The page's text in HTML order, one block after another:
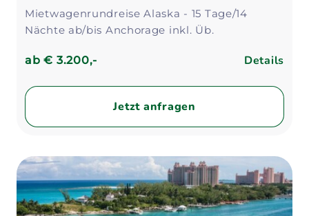
Mietwagenrundreise Alaska - 15 Tage/14
Nächte ab/bis Anchorage inkl. Üb.
ab€ 3.200,- Details
Jetzt anfragen